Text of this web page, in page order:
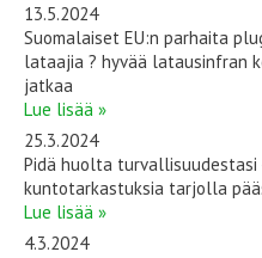
13.5.2024
Suomalaiset EU:n parhaita
lataajia ? hyvää latausinfran
jatkaa
Lue lisää »
25.3.2024
Pidä huolta
kuntotarkastuksia tarjolla
Lue lisää »
4.3.2024